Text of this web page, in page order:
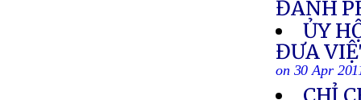
ĐÁNH
ỦY
ĐƯA
on 30 Apr